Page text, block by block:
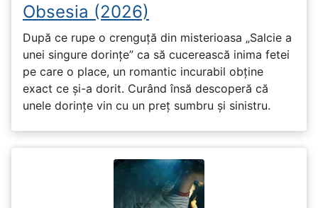
Obsesia (2026)
După ce rupe o crenguță din misterioasa „Salcie a
unei singure dorințe” ca să cucerească inima fetei
pe care o place, un romantic incurabil obține
exact ce și-a dorit. Curând însă descoperă că
unele dorințe vin cu un preț sumbru și sinistru.